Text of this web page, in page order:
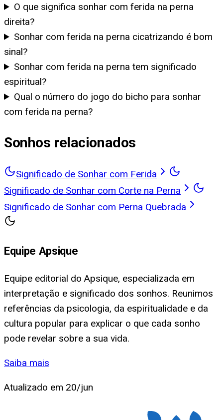
O que significa sonhar com ferida na perna
direita?
Sonhar com ferida na perna cicatrizando é bom
sinal?
Sonhar com ferida na perna tem significado
espiritual?
Qual o número do jogo do bicho para sonhar
com ferida na perna?
Sonhos relacionados
Significado de Sonhar com Ferida
Significado de Sonhar com Corte na Perna
Significado de Sonhar com Perna Quebrada
Equipe Apsique
Equipe editorial do Apsique, especializada em
interpretação e significado dos sonhos. Reunimos
referências da psicologia, da espiritualidade e da
cultura popular para explicar o que cada sonho
pode revelar sobre a sua vida.
Saiba mais
Atualizado em 20/jun